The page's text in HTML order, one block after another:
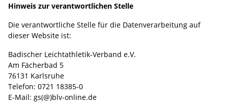
Hinweis zur verantwortlichen Stelle
Die verantwortliche Stelle für die Datenverarbeitung auf
dieser Website ist:
Badischer Leichtathletik-Verband e.V.
Am Fächerbad 5
76131 Karlsruhe
Telefon: 0721 18385-0
E-Mail: gs(@)blv-online.de